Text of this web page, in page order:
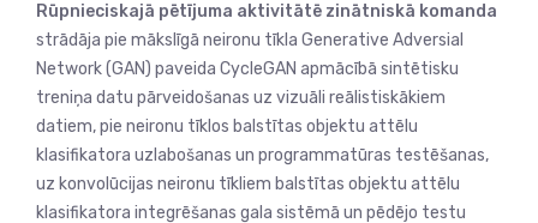
Rūpnieciskajā pētījuma aktivitātē zinātniskā komanda
strādāja pie mākslīgā neironu tīkla Generative Adversial
Network (GAN) paveida CycleGAN apmācībā sintētisku
treniņa datu pārveidošanas uz vizuāli reālistiskākiem
datiem, pie neironu tīklos balstītas objektu attēlu
klasifikatora uzlabošanas un programmatūras testēšanas,
uz konvolūcijas neironu tīkliem balstītas objektu attēlu
klasifikatora integrēšanas gala sistēmā un pēdējo testu